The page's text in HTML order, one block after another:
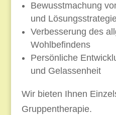
Bewusstmachung
und
Verbesserung des
Wohlbefindens
Persönliche
und Gelassenheit
Wir bieten Ihnen
Gruppentherapie.